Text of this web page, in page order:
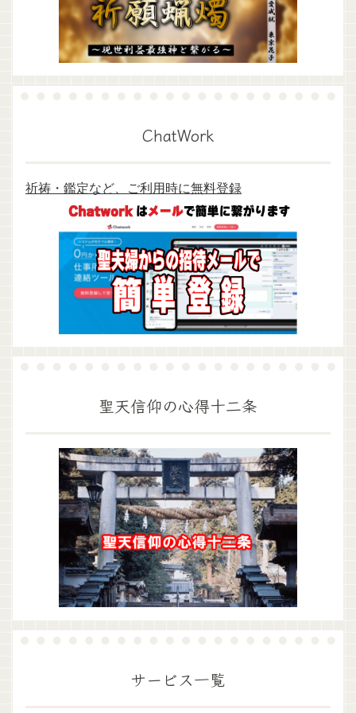
ChatWork
祈祷・鑑定など、ご利用時に無料登録
聖天信仰の心得十二条
サービス一覧